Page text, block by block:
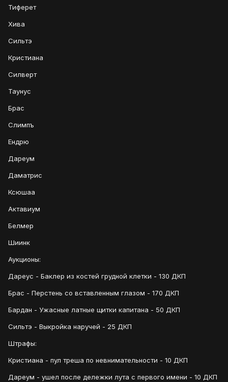
Тиферет
Хива
Сильтэ
Кристиана
Силверт
Таунус
Брас
Слимпъ
Ендрю
Дареум
Даматрис
Ксюшаа
Актавиум
Белмер
Шиинк
Аукционы:
Дареус - Баклер из костей грудной клетки - 130 ДКП
Брас - Перстень со вставленным глазом - 170 ДКП
Бардан - Ужасные латные щитки капитана - 50 ДКП
Сильтэ - Выкройка наручей - 25 ДКП
Штрафы:
Кристиана - пул треша по невнимательности - 10 ДКП
Дареум - ушел после дележки лута с первого имени - 10 ДКП